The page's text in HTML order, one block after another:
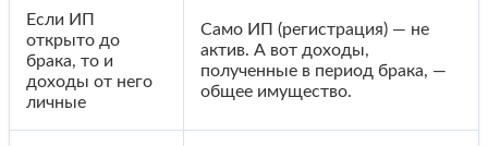
Если ИП
открыто до
брака, то и
доходы от него
личные
Само ИП (регистрация) — не
актив. А вот доходы,
полученные в период брака, —
общее имущество.